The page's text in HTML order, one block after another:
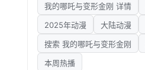
我的哪吒与变形金刚 详情
2025年动漫
大陆动漫
搜索 我的哪吒与变形金刚
本周热播